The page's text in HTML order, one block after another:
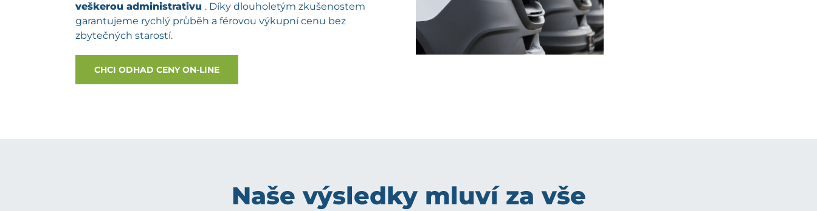
veškerou administrativu . Díky dlouholetým zkušenostem
garantujeme rychlý průběh a férovou výkupní cenu bez
zbytečných starostí.
CHCI ODHAD CENY ON-LINE
Naše výsledky mluví za vše